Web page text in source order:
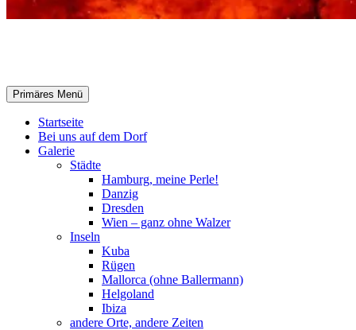
Suchen
Primäres Menü
Startseite
Bei uns auf dem Dorf
Galerie
Städte
Hamburg, meine Perle!
Danzig
Dresden
Wien – ganz ohne Walzer
Inseln
Kuba
Rügen
Mallorca (ohne Ballermann)
Helgoland
Ibiza
andere Orte, andere Zeiten